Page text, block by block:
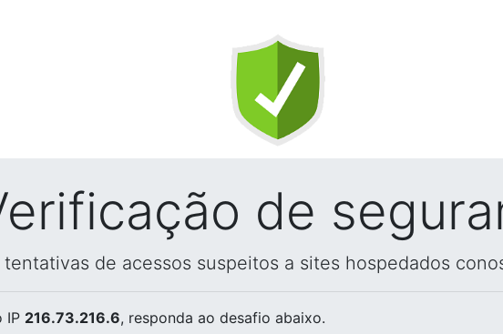
de
de acessos suspeitos a sites hospedados
IP 216.73.216.6, responda ao desafio abaixo.